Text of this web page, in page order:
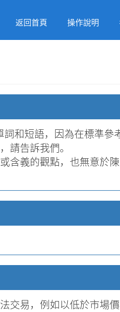
返回首頁 操作說明
和短語，因為在標準參
請告訴我們。
含義的觀點，也無意於
交易，例如以低於市場